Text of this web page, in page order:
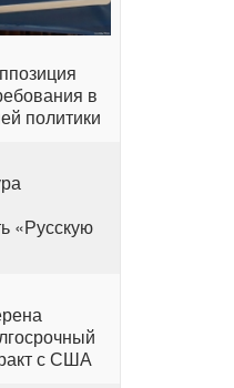
в
политики
«Русскую
с США